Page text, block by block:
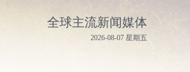
全球主流新闻媒体
2026-08-07 星期五